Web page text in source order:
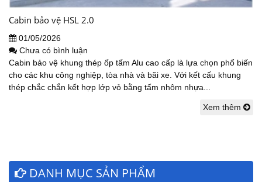
Cabin bảo vệ HSL 2.0
01/05/2026
Chưa có bình luận
Cabin bảo vệ khung thép ốp tấm Alu cao cấp là lựa chọn phổ biến
cho các khu công nghiệp, tòa nhà và bãi xe. Với kết cấu khung
thép chắc chắn kết hợp lớp vỏ bằng tấm nhôm nhựa...
Xem thêm
DANH MỤC SẢN PHẨM